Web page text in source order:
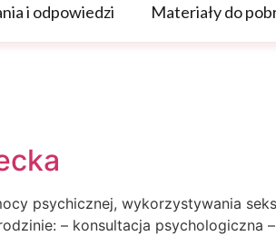
i odpowiedzi Materiały do
psychicznej, wykorzystywania
– konsultacja psychologiczna